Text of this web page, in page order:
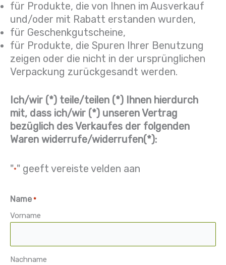
für Produkte, die von Ihnen im Ausverkauf
und/oder mit Rabatt erstanden wurden,
für Geschenkgutscheine,
für Produkte, die Spuren Ihrer Benutzung
zeigen oder die nicht in der ursprünglichen
Verpackung zurückgesandt werden.
Ich/wir (*) teile/teilen (*) Ihnen hierdurch
mit, dass ich/wir (*) unseren Vertrag
bezüglich des Verkaufes der folgenden
Waren widerrufe/widerrufen(*):
"*" geeft vereiste velden aan
Name *
Vorname
Nachname